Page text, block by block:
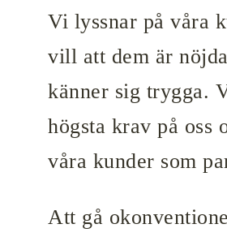
Vi lyssnar på våra
vill att dem är
känner sig trygga.
högsta krav på oss
våra kunder som
Att gå